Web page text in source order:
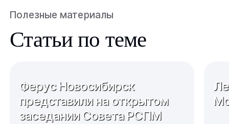
Полезные материалы
Статьи по теме
Ферус Новосибирск
представили на открытом
заседании Совета РСПМ